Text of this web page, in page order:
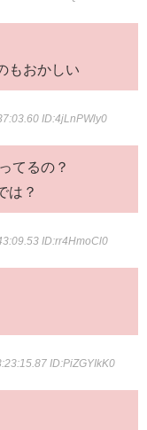
もおかしい
ID:4jLnPWly0
てるの？
は？
ID:rr4HmoCl0
ID:PiZGYIkK0